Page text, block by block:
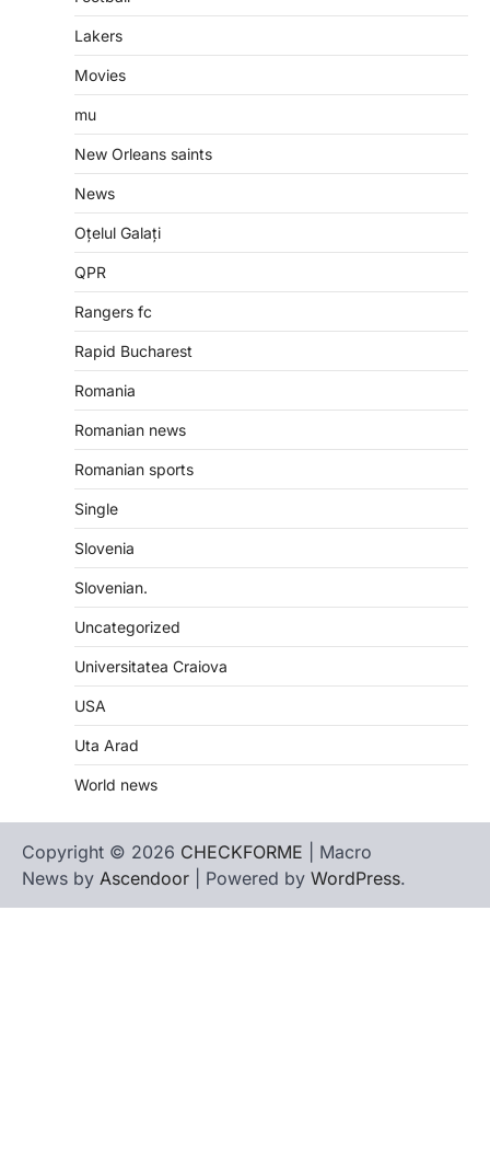
Lakers
Movies
mu
New Orleans saints
News
Oțelul Galați
QPR
Rangers fc
Rapid Bucharest
Romania
Romanian news
Romanian sports
Single
Slovenia
Slovenian.
Uncategorized
Universitatea Craiova
USA
Uta Arad
World news
Copyright © 2026 CHECKFORME | Macro
News by Ascendoor | Powered by WordPress.